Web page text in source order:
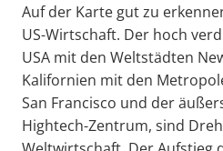
Auf der Karte gut zu
US-Wirtschaft. Der hoch
USA mit den Weltstädten
Kalifornien mit den
San Francisco und der
Hightech-Zentrum, sind